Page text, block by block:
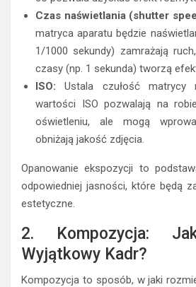
Czas naświetlania (shutter
matryca aparatu będzie
1/1000 sekundy) zamrażają
czasy (np. 1 sekunda) tworzą
ISO: Ustala czułość matrycy
wartości ISO pozwalają na
oświetleniu, ale mogą
obniżają jakość zdjęcia.
Opanowanie ekspozycji to
odpowiedniej jasności, które będą
estetyczne.
2. Kompozycja:
Wyjątkowy Kadr?
Kompozycja to sposób, w jaki